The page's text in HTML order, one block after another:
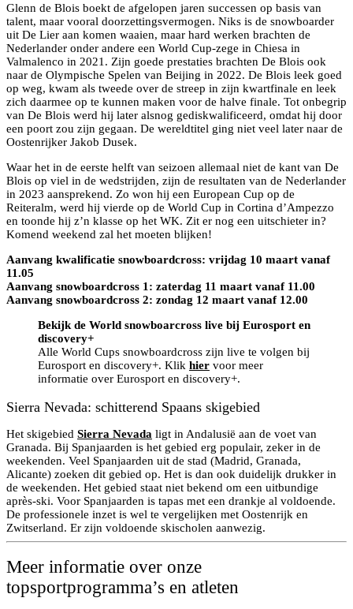
Glenn de Blois boekt de afgelopen jaren successen op basis van
talent, maar vooral doorzettingsvermogen. Niks is de snowboarder
uit De Lier aan komen waaien, maar hard werken brachten de
Nederlander onder andere een World Cup-zege in Chiesa in
Valmalenco in 2021. Zijn goede prestaties brachten De Blois ook
naar de Olympische Spelen van Beijing in 2022. De Blois leek goed
op weg, kwam als tweede over de streep in zijn kwartfinale en leek
zich daarmee op te kunnen maken voor de halve finale. Tot onbegrip
van De Blois werd hij later alsnog gediskwalificeerd, omdat hij door
een poort zou zijn gegaan. De wereldtitel ging niet veel later naar de
Oostenrijker Jakob Dusek.
Waar het in de eerste helft van seizoen allemaal niet de kant van De
Blois op viel in de wedstrijden, zijn de resultaten van de Nederlander
in 2023 aansprekend. Zo won hij een European Cup op de
Reiteralm, werd hij vierde op de World Cup in Cortina d’Ampezzo
en toonde hij z’n klasse op het WK. Zit er nog een uitschieter in?
Komend weekend zal het moeten blijken!
Aanvang kwalificatie snowboardcross: vrijdag 10 maart vanaf
11.05
Aanvang snowboardcross 1: zaterdag 11 maart vanaf 11.00
Aanvang snowboardcross 2: zondag 12 maart vanaf 12.00
Bekijk de World snowboarcross live bij Eurosport en
discovery+
Alle World Cups snowboardcross zijn live te volgen bij
Eurosport en discovery+. Klik hier voor meer
informatie over Eurosport en discovery+.
Sierra Nevada: schitterend Spaans skigebied
Het skigebied Sierra Nevada ligt in Andalusië aan de voet van
Granada. Bij Spanjaarden is het gebied erg populair, zeker in de
weekenden. Veel Spanjaarden uit de stad (Madrid, Granada,
Alicante) zoeken dit gebied op. Het is dan ook duidelijk drukker in
de weekenden. Het gebied staat niet bekend om een uitbundige
après-ski. Voor Spanjaarden is tapas met een drankje al voldoende.
De professionele inzet is wel te vergelijken met Oostenrijk en
Zwitserland. Er zijn voldoende skischolen aanwezig.
Meer informatie over onze
topsportprogramma’s en atleten